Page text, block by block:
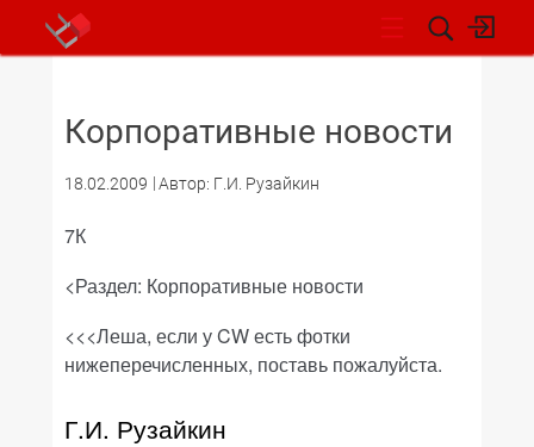
Корпоративные новости
18.02.2009 Автор: Г.И. Рузайкин
7К
<Раздел: Корпоративные новости
<<<Леша, если уCWесть фотки
нижеперечисленных, поставь пожалуйста.
Г.И. Рузайкин